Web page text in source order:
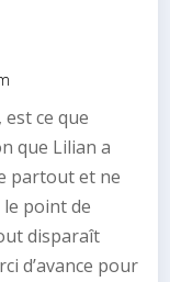
ce que
que Lilian a
partout et ne
point de
disparaît
d’avance pour